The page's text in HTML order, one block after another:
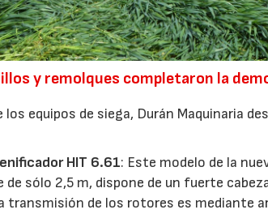
y remolques completaron la
los equipos de siega, Durán Maquinaria
HIT 6.61: Este modelo de la
de sólo 2,5 m, dispone de un fuerte
transmisión de los rotores es mediante